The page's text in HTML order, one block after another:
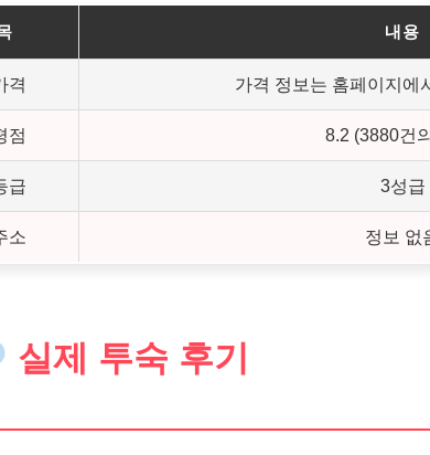
내용
격 가격 정보는 홈페이지에
점 8.2 (3880건
급 3성급
소 정보 없
실제 투숙 후기